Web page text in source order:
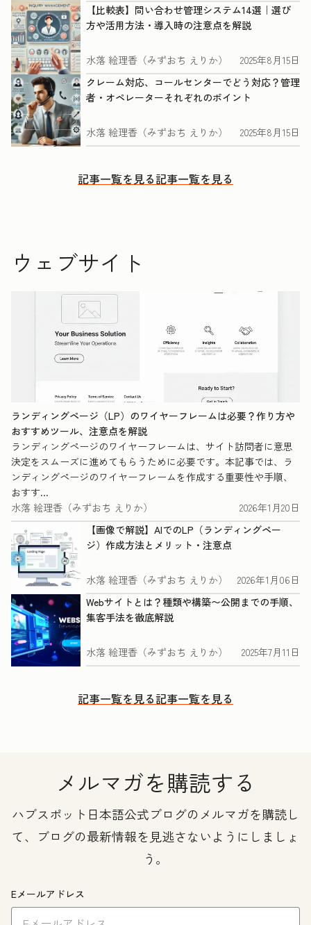
【比較表】問い合わせ管理システム14選｜選び
方や活用方法・導入時の注意点を解説
水落 絵理香（みずおち えりか）
2025年8月15日
クレーム対応、コールセンターでどう対応？管理
者・オペレーターそれぞれのポイント
水落 絵理香（みずおち えりか） 2025年8月15日
記事一覧を見る記事一覧を見る
ウェブサイト
ランディングページ（LP）のワイヤーフレームは必要？作り方や
おすすめツール、注意点を解説
ランディングページのワイヤーフレームは、サイト訪問者に意思
決定をスムーズに進めてもらうために必要です。本記事では、ラ
ンディングページのワイヤーフレームを作成する重要性や手順、
おすす...
水落 絵理香（みずおち えりか）
2026年1月20日
【画像で解説】AIでのLP（ランディングペー
ジ）作成方法とメリット・注意点
水落 絵理香（みずおち えりか）
2026年1月06日
Webサイトとは？種類や構築〜公開までの手順、
集客手法を徹底解説
水落 絵理香（みずおち えりか） 2025年7月11日
記事一覧を見る記事一覧を見る
メルマガを購読する
ハブスポット日本語公式ブログのメルマガを購読し
て、ブログの最新情報を見逃さないようにしましょ
う。
Eメールアドレス